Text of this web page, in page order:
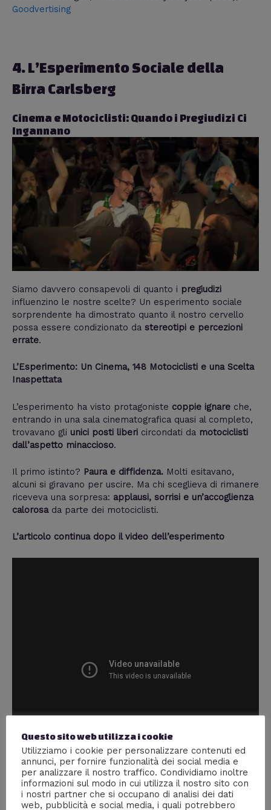
Goodvertising
4. L’Esperimento Sociale della
Birra Carlsberg
Cinema e Motociclisti: Quando i Pregiudizi Ci
Ingannano
Siamo davvero consapevoli di quanto i pregiudizi
influenzino le nostre scelte? Un esperimento sociale
sorprendente ha dimostrato quanto il nostro cervello
possa essere condizionato da stereotipi e percezioni
errate.
L’Esperimento: Un Cinema, 148 Motociclisti e una Scelta
Inaspettata
L’esperimento ha visto protagoniste coppie ignare che,
entrando in una sala cinematografica quasi al completo,
trovavano gli unici posti liberi circondati da motociclisti
dall’aspetto minaccioso.
Il primo istinto? Paura e diffidenza. Molti esitavano,
alcuni si giravano per uscire. Ma chi sceglieva di rimanere
riceveva una sorpresa: applausi, sorrisi e un’accoglienza
calorosada parte dei motociclisti.
L’articolo continua dopo il video dell’esperimento
Cosa Ci Insegna Questo Esperimento?
Questo sito web utilizza i cookie
Utilizziamo i cookie per personalizzare contenuti ed
annunci, per fornire funzionalità dei social media e
per analizzare il nostro traffico. Condividiamo inoltre
informazioni sul modo in cui utilizza il nostro sito con
i nostri partner che si occupano di analisi dei dati
web, pubblicità e social media, i quali potrebbero